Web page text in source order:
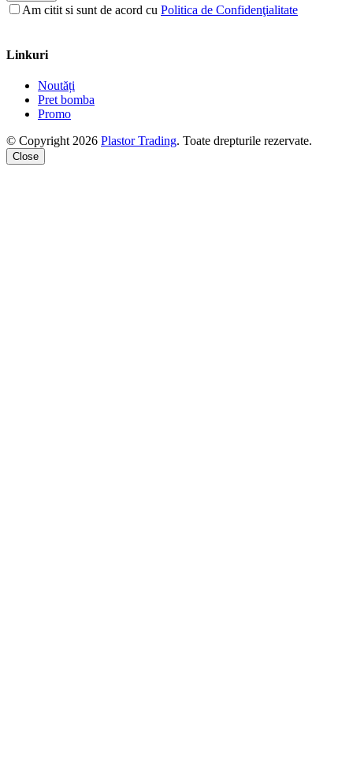
Am citit si sunt de acord cu Politica de Confidenţialitate
Linkuri
Noutăți
Pret bomba
Promo
© Copyright 2026 Plastor Trading. Toate drepturile rezervate.
Close